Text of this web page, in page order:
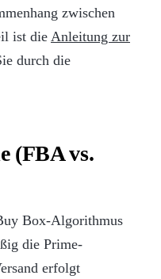
zwischen
ist die Anleitung zur
durch die
(FBA vs.
Box-Algorithmus
die Prime-
erfolgt